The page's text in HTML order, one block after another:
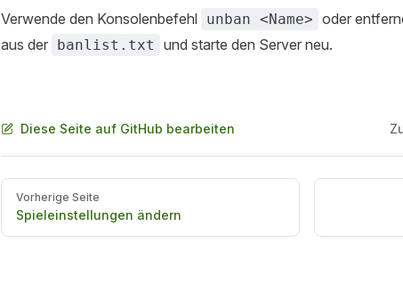
Verwende den Konsolenbefehl unban <Name> oder
aus der banlist.txt und starte den Server neu.
Diese Seite auf GitHub bearbeiten
Pager
Vorherige Seite
Spieleinstellungen ändern